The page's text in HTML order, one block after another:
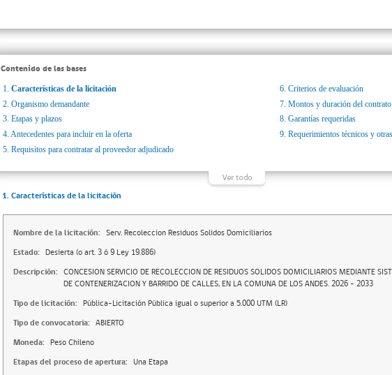
Contenido de las bases
1. Características de la licitación
2. Organismo demandante
3. Etapas y plazos
4. Antecedentes para incluir en la oferta
5. Requisitos para contratar al proveedor adjudicado
6. Criterios de evaluación
7. Montos y duración del contrato
8. Garantías requeridas
9. Requerimientos técnicos y
1. Características de la licitación
Nombre de la licitación: Serv. Recoleccion Residuos Solidos Domiciliarios
Estado: Desierta (o art. 3 ó 9 Ley 19.886)
Descripción: CONCESION SERVICIO DE RECOLECCION DE RESIDUOS SOLIDOS DOMICILIARIOS MEDIANTE
DE CONTENERIZACION Y BARRIDO DE CALLES, EN LA COMUNA DE LOS ANDES. 2026 – 2033
Tipo de licitación: Pública-Licitación Pública igual o superior a 5.000 UTM (LR)
Tipo de convocatoria: ABIERTO
Moneda: Peso Chileno
Etapas del proceso de apertura: Una Etapa